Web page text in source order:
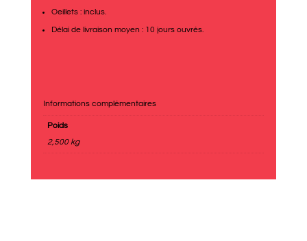
Oeillets : inclus.
Délai de livraison moyen : 10 jours ouvrés.
Informations complémentaires
Poids
2,500 kg